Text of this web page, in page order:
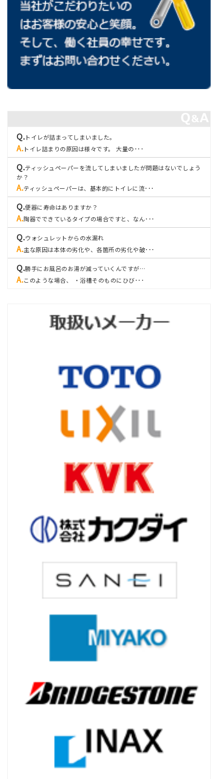
トイレが詰まってしまいました。
トイレ詰まりの原因は様々です。 大量の･･･
ティッシュペーパーを流してしまいましたが問題はないでしょう
か？
ティッシュペーパーは、基本的にトイレに流･･･
便器に寿命はありますか？
陶器でできているタイプの場合ですと、なん･･･
ウォシュレットからの水漏れ
主な原因は本体の劣化や、各箇所の劣化や破･･･
勝手にお風呂のお湯が減っていくんですが…
このような場合、 ・浴槽そのものにひび･･･